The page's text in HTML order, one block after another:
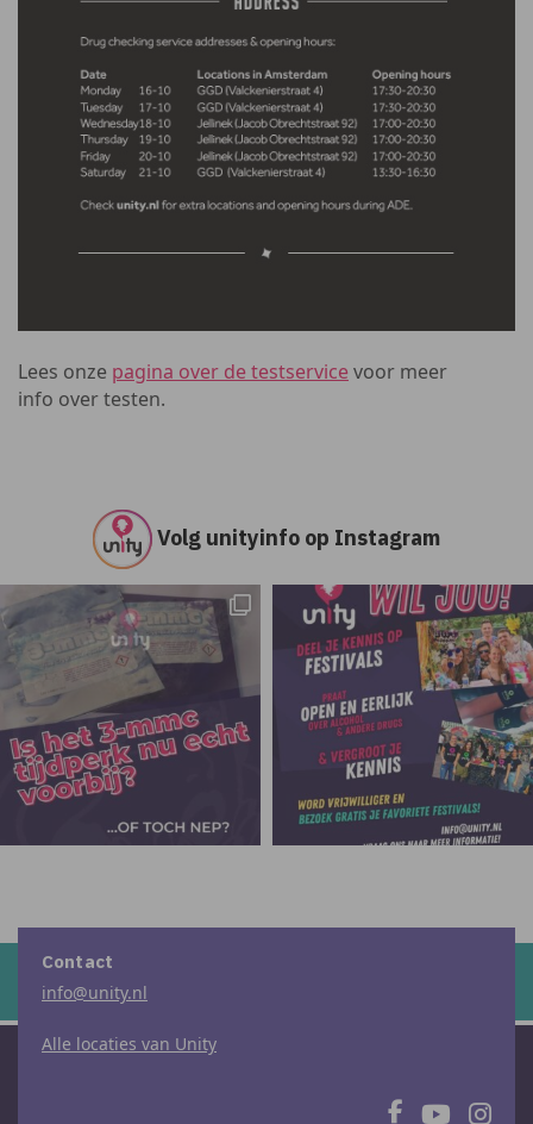
Lees onze pagina over de testservice voor meer
info over testen.
Volg unityinfo op Instagram
Contact
info@unity.nl
Alle locaties van Unity